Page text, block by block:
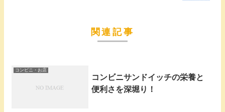
関連記事
コンビニ・お店
コンビニサンドイッチの栄養と
便利さを深堀り！